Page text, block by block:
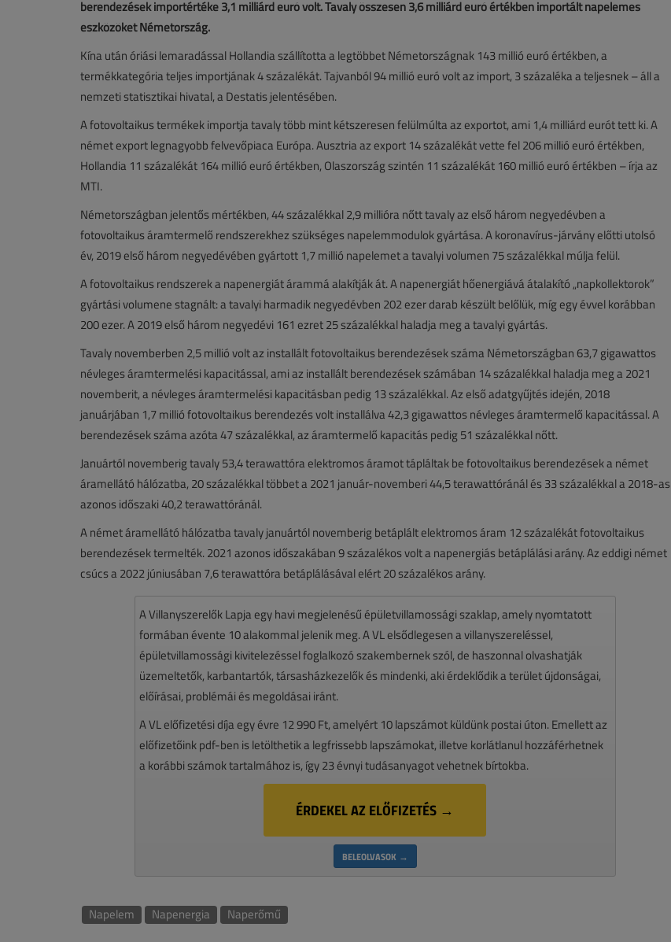
berendezések importértéke 3,1 milliárd euró volt. Tavaly összesen 3,6 milliárd euró értékben importált napelemes
eszközöket Németország.
Kína után óriási lemaradással Hollandia szállította a legtöbbet Németországnak 143 millió euró értékben, a
termékkategória teljes importjának 4 százalékát. Tajvanból 94 millió euró volt az import, 3 százaléka a teljesnek – áll a
nemzeti statisztikai hivatal, a Destatis jelentésében.
A fotovoltaikus termékek importja tavaly több mint kétszeresen felülmúlta az exportot, ami 1,4 milliárd eurót tett ki. A
német export legnagyobb felvevőpiaca Európa. Ausztria az export 14 százalékát vette fel 206 millió euró értékben,
Hollandia 11 százalékát 164 millió euró értékben, Olaszország szintén 11 százalékát 160 millió euró értékben – írja az
MTI.
Németországban jelentős mértékben, 44 százalékkal 2,9 millióra nőtt tavaly az első három negyedévben a
fotovoltaikus áramtermelő rendszerekhez szükséges napelemmodulok gyártása. A koronavírus-járvány előtti utolsó
év, 2019 első három negyedévében gyártott 1,7 millió napelemet a tavalyi volumen 75 százalékkal múlja felül.
A fotovoltaikus rendszerek a napenergiát árammá alakítják át. A napenergiát hőenergiává átalakító „napkollektorok”
gyártási volumene stagnált: a tavalyi harmadik negyedévben 202 ezer darab készült belőlük, míg egy évvel korábban
200 ezer. A 2019 első három negyedévi 161 ezret 25 százalékkal haladja meg a tavalyi gyártás.
Tavaly novemberben 2,5 millió volt az installált fotovoltaikus berendezések száma Németországban 63,7 gigawattos
névleges áramtermelési kapacitással, ami az installált berendezések számában 14 százalékkal haladja meg a 2021
novemberit, a névleges áramtermelési kapacitásban pedig 13 százalékkal. Az első adatgyűjtés idején, 2018
januárjában 1,7 millió fotovoltaikus berendezés volt installálva 42,3 gigawattos névleges áramtermelő kapacitással. A
berendezések száma azóta 47 százalékkal, az áramtermelő kapacitás pedig 51 százalékkal nőtt.
Januártól novemberig tavaly 53,4 terawattóra elektromos áramot tápláltak be fotovoltaikus berendezések a német
áramellátó hálózatba, 20 százalékkal többet a 2021 január-novemberi 44,5 terawattóránál és 33 százalékkal a 2018-as
azonos időszaki 40,2 terawattóránál.
A német áramellátó hálózatba tavaly januártól novemberig betáplált elektromos áram 12 százalékát fotovoltaikus
berendezések termelték. 2021 azonos időszakában 9 százalékos volt a napenergiás betáplálási arány. Az eddigi német
csúcs a 2022 júniusában 7,6 terawattóra betáplálásával elért 20 százalékos arány.
A Villanyszerelők Lapja egy havi megjelenésű épületvillamossági szaklap, amely nyomtatott
formában évente 10 alakommal jelenik meg. A VL elsődlegesen a villanyszereléssel,
épületvillamossági kivitelezéssel foglalkozó szakembernek szól, de haszonnal olvashatják
üzemeltetők, karbantartók, társasházkezelők és mindenki, aki érdeklődik a terület újdonságai,
előírásai, problémái és megoldásai iránt.
A VL előfizetési díja egy évre 12 990 Ft, amelyért 10 lapszámot küldünk postai úton. Emellett az
előfizetőink pdf-ben is letölthetik a legfrissebb lapszámokat, illetve korlátlanul hozzáférhetnek
a korábbi számok tartalmához is, így 23 évnyi tudásanyagot vehetnek bírtokba.
ÉRDEKEL AZ ELŐFIZETÉS →
BELEOLVASOK →
Napelem Napenergia Naperőmű